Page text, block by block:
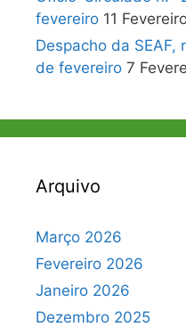
fevereiro 11
Despacho da SEAF,
de fevereiro 7
Arquivo
Março 2026
Fevereiro 2026
Janeiro 2026
Dezembro 2025